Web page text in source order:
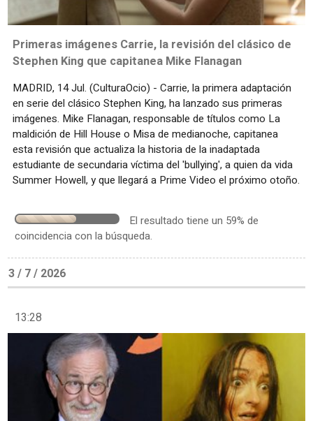
Primeras imágenes Carrie, la revisión del clásico de
Stephen King que capitanea Mike Flanagan
MADRID, 14 Jul. (CulturaOcio) - Carrie, la primera adaptación
en serie del clásico Stephen King, ha lanzado sus primeras
imágenes. Mike Flanagan, responsable de títulos como La
maldición de Hill House o Misa de medianoche, capitanea
esta revisión que actualiza la historia de la inadaptada
estudiante de secundaria víctima del 'bullying', a quien da vida
Summer Howell, y que llegará a Prime Video el próximo otoño.
El resultado tiene un 59% de
coincidencia con la búsqueda.
3 / 7 / 2026
13:28